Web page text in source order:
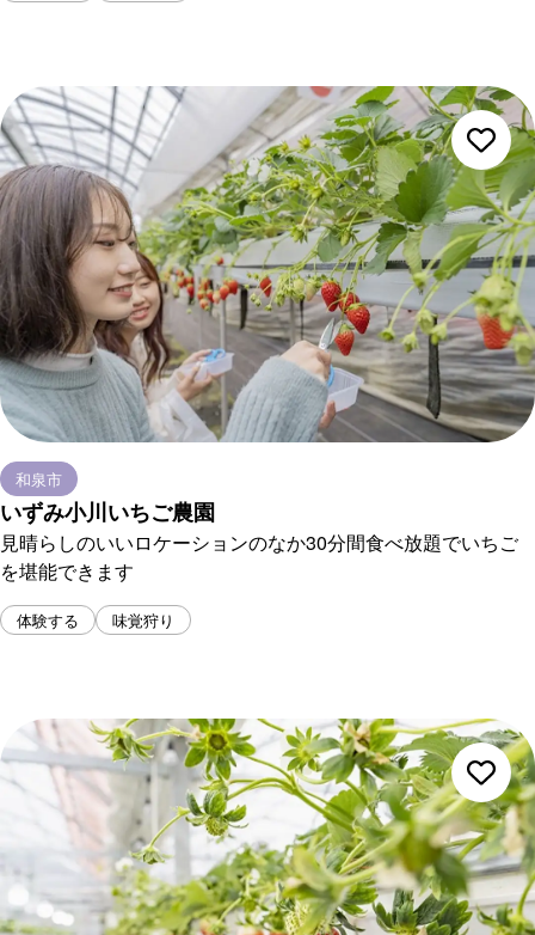
和泉市
いずみ小川いちご農園
見晴らしのいいロケーションのなか30分間食べ放題でいちご
を堪能できます
体験する 味覚狩り